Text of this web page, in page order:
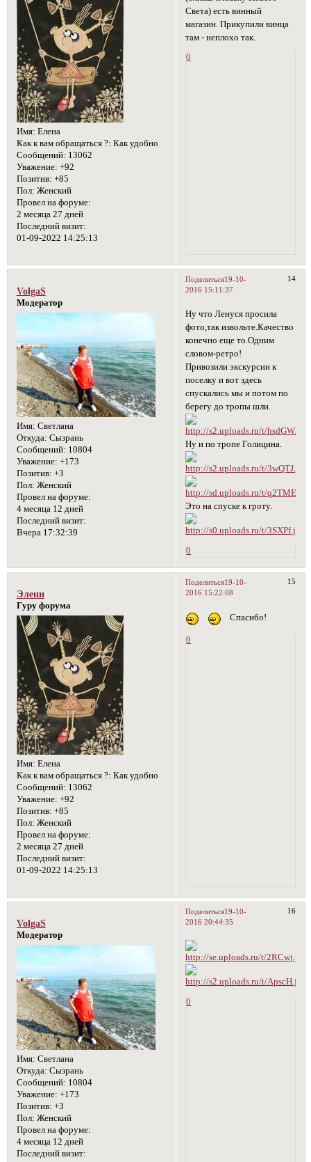
Имя: Елена
Как к вам обращаться ?: Как удобно
Сообщений: 13062
Уважение: +92
Позитив: +85
Пол: Женский
Провел на форуме:
2 месяца 27 дней
Последний визит:
01-09-2022 14:25:13
Света) есть винный
магазин. Прикупили винца
там - неплохо так.
0
Поделиться 14
19-10-
2016 15:11:37
VolgaS
Модератор
Имя: Светлана
Откуда: Сызрань
Сообщений: 10804
Уважение: +173
Позитив: +3
Пол: Женский
Провел на форуме:
4 месяца 12 дней
Последний визит:
Вчера 17:32:39
Ну что Ленуся просила
фото,так извольте.Качество
конечно еще то.Одним
словом-ретро!
Привозили экскурсии к
поселку и вот здесь
спускались мы и потом по
берегу до тропы шли.
Ну и по тропе Голицина.
Это на спуске к гроту.
0
Поделиться 15
19-10-
2016 15:22:08
Эленн
Гуру форума
Имя: Елена
Как к вам обращаться ?: Как удобно
Сообщений: 13062
Уважение: +92
Позитив: +85
Пол: Женский
Провел на форуме:
2 месяца 27 дней
Последний визит:
01-09-2022 14:25:13
Спасибо!
0
Поделиться 16
19-10-
2016 20:44:35
VolgaS
Модератор
Имя: Светлана
Откуда: Сызрань
Сообщений: 10804
Уважение: +173
Позитив: +3
Пол: Женский
Провел на форуме:
4 месяца 12 дней
Последний визит:
0